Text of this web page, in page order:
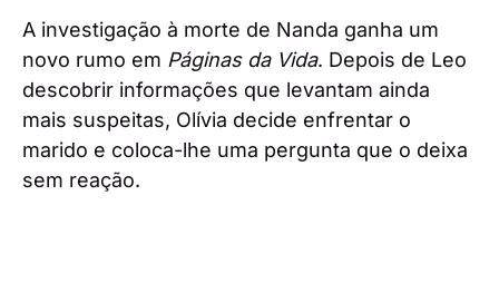
A investigação à morte de Nanda ganha um
novo rumo em Páginas da Vida. Depois de Leo
descobrir informações que levantam ainda
mais suspeitas, Olívia decide enfrentar o
marido e coloca-lhe uma pergunta que o deixa
sem reação.